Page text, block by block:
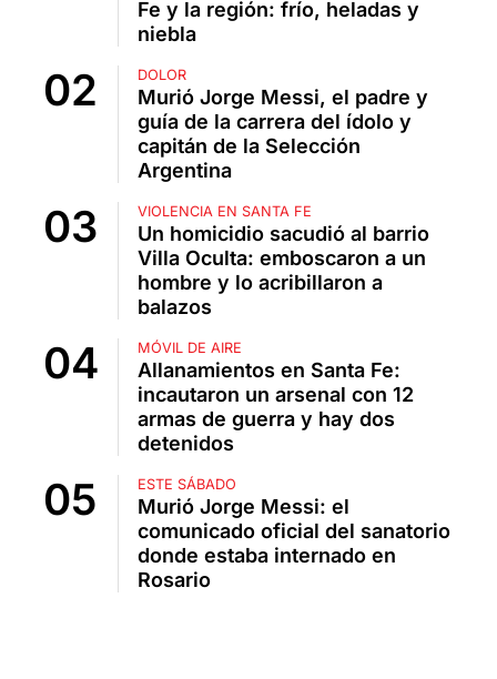
Fe y la región: frío, heladas y
niebla
DOLOR
Murió Jorge Messi, el padre y
guía de la carrera del ídolo y
capitán de la Selección
Argentina
VIOLENCIA EN SANTA FE
Un homicidio sacudió al barrio
Villa Oculta: emboscaron a un
hombre y lo acribillaron a
balazos
MÓVIL DE AIRE
Allanamientos en Santa Fe:
incautaron un arsenal con 12
armas de guerra y hay dos
detenidos
ESTE SÁBADO
Murió Jorge Messi: el
comunicado oficial del sanatorio
donde estaba internado en
Rosario